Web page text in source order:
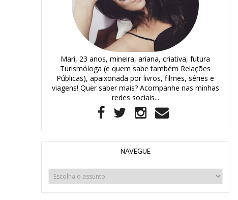
Mari, 23 anos, mineira, ariana, criativa, futura
Turismóloga (e quem sabe também Relações
Públicas), apaixonada por livros, filmes, séries e
viagens! Quer saber mais? Acompanhe nas minhas
redes sociais...
NAVEGUE